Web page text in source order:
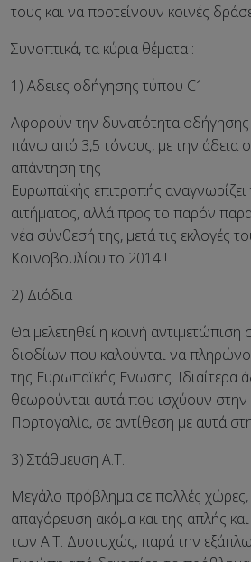
τους και να προτείνουν κοινές
Συνοπτικά, τα κύρια θέματα :
1) Αδειες οδήγησης τύπου C1
Αφορούν την δυνατότητα οδήγησης
πάνω από 3,5 τόνους, με την άδεια
απάντηση της
Ευρωπαϊκής επιτροπής αναγνωρίζει
αιτήματος, αλλά προς το παρόν
νέα σύνθεσή της, μετά τις εκλογές
Κοινοβουλίου το 2014 !
2) Διόδια
Θα μελετηθεί η κοινή αντιμετώπιση
διοδίων που καλούνται να
της Ευρωπαϊκής Ενωσης. Ιδιαίτερα
θεωρούνται αυτά που ισχύουν στην
Πορτογαλία, σε αντίθεση με αυτά
3) Στάθμευση Α.Τ.
Μεγάλο πρόβλημα σε πολλές χώρες,
απαγόρευση ακόμα και της απλής
των Α.Τ. Δυστυχώς, παρά την